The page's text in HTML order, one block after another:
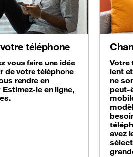
téléphone
vous faire une idée
de votre téléphone
rendre en
Estimez-le en ligne,
Votre
lent
ne
peut-
avez